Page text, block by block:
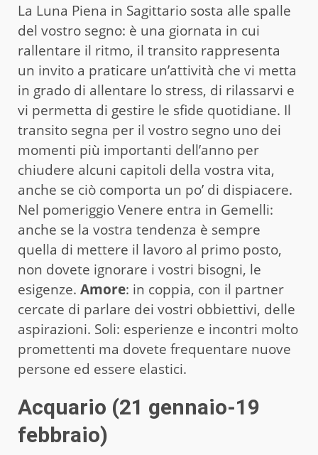
La Luna Piena in Sagittario sosta alle spalle
del vostro segno: è una giornata in cui
rallentare il ritmo, il transito rappresenta
un invito a praticare un’attività che vi metta
in grado di allentare lo stress, di rilassarvi e
vi permetta di gestire le sfide quotidiane. Il
transito segna per il vostro segno uno dei
momenti più importanti dell’anno per
chiudere alcuni capitoli della vostra vita,
anche se ciò comporta un po’ di dispiacere.
Nel pomeriggio Venere entra in Gemelli:
anche se la vostra tendenza è sempre
quella di mettere il lavoro al primo posto,
non dovete ignorare i vostri bisogni, le
esigenze. Amore: in coppia, con il partner
cercate di parlare dei vostri obbiettivi, delle
aspirazioni. Soli: esperienze e incontri molto
promettenti ma dovete frequentare nuove
persone ed essere elastici.
Acquario (21 gennaio-19
febbraio)